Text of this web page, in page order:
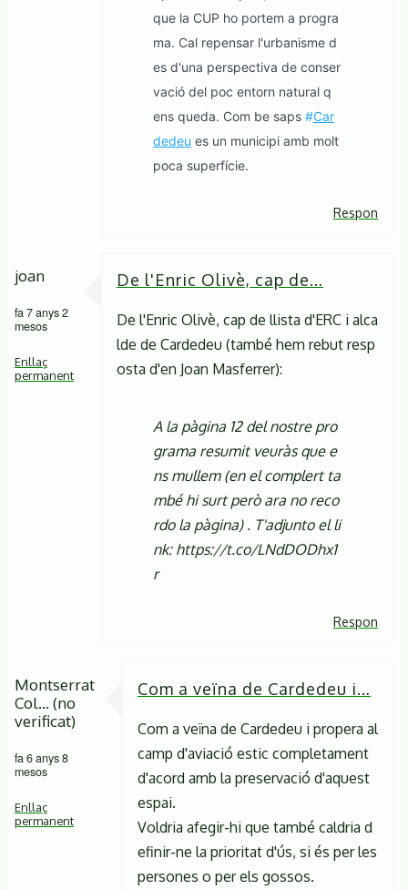
que la CUP ho portem a progra
ma. Cal repensar l'urbanisme d
es d'una perspectiva de conser
vació del poc entorn natural q
ens queda. Com be saps #Car
dedeu es un municipi amb molt
poca superfície.
Respon
joan
fa 7 anys 2
mesos
Enllaç
permanent
De l'Enric Olivè, cap de…
De l'Enric Olivè, cap de llista d'ERC i alca
lde de Cardedeu (també hem rebut resp
osta d'en Joan Masferrer):
A la pàgina 12 del nostre pro
grama resumit veuràs que e
ns mullem (en el complert ta
mbé hi surt però ara no reco
rdo la pàgina) . T'adjunto el li
nk: https://t.co/LNdDODhx1
r
Respon
Montserrat
Col… (no
verificat)
fa 6 anys 8
mesos
Enllaç
permanent
Com a veïna de Cardedeu i…
Com a veïna de Cardedeu i propera al
camp d'aviació estic completament
d'acord amb la preservació d'aquest
espai.
Voldria afegir-hi que també caldria d
efinir-ne la prioritat d'ús, si és per les
persones o per els gossos.